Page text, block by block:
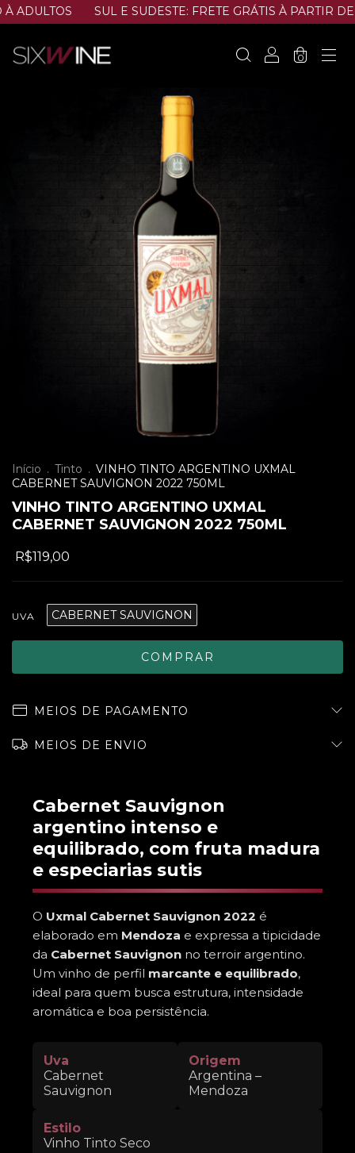
SUL E SUDESTE: FRETE GRÁTIS À PARTIR DE
0
Início . Tinto . VINHO TINTO ARGENTINO UXMAL
CABERNET SAUVIGNON 2022 750ML
VINHO TINTO ARGENTINO UXMAL
CABERNET SAUVIGNON 2022 750ML
R$119,00
UVA CABERNET SAUVIGNON
MEIOS DE PAGAMENTO
MEIOS DE ENVIO
Cabernet Sauvignon
argentino intenso e
equilibrado, com fruta madura
e especiarias sutis
O Uxmal Cabernet Sauvignon 2022 é
elaborado em Mendoza e expressa a tipicidade
da Cabernet Sauvignon no terroir argentino.
Um vinho de perfil marcante e equilibrado,
ideal para quem busca estrutura, intensidade
aromática e boa persistência.
Uva
Cabernet
Sauvignon
Origem
Argentina –
Mendoza
Estilo
Vinho Tinto Seco